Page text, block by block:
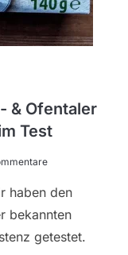
& Ofentaler
Test
haben den
bekannten
getestet.